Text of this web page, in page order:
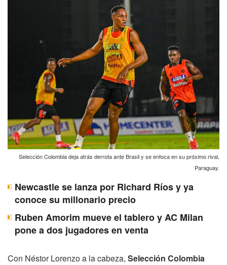
Selección Colombia deja atrás derrota ante Brasil y se enfoca en su próximo rival,
Paraguay.
Newcastle se lanza por Richard Ríos y ya
conoce su millonario precio
Ruben Amorim mueve el tablero y AC Milan
pone a dos jugadores en venta
Con Néstor Lorenzo a la cabeza, Selección Colombia